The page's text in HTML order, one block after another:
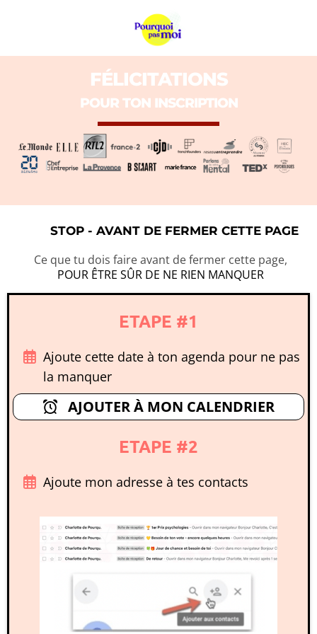
FÉLICITATIONS
POUR TON INSCRIPTION
STOP - AVANT DE FERMER CETTE PAGE
Ce que tu dois faire avant de fermer cette page,
POUR ÊTRE SÛR DE NE RIEN MANQUER
ETAPE #1
Ajoute cette date à ton agenda pour ne pas
la manquer
AJOUTER À MON CALENDRIER
ETAPE #2
Ajoute mon adresse à tes contacts